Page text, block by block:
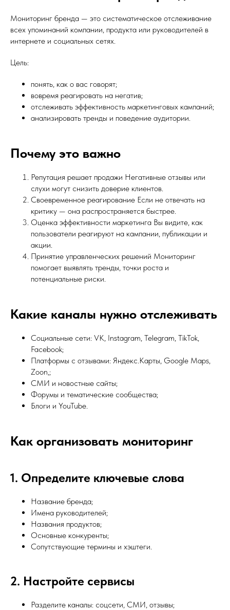
Мониторинг бренда — это систематическое отслеживание
всех упоминаний компании, продукта или руководителей в
интернете и социальных сетях.
Цель:
понять, как о вас говорят;
вовремя реагировать на негатив;
отслеживать эффективность маркетинговых кампаний;
анализировать тренды и поведение аудитории.
Почему это важно
Репутация решает продажи Негативные отзывы или
слухи могут снизить доверие клиентов.
Своевременное реагирование Если не отвечать на
критику — она распространяется быстрее.
Оценка эффективности маркетинга Вы видите, как
пользователи реагируют на кампании, публикации и
акции.
Принятие управленческих решений Мониторинг
помогает выявлять тренды, точки роста и
потенциальные риски.
Какие каналы нужно отслеживать
Социальные сети: VK, Instagram, Telegram, TikTok,
Facebook;
Платформы с отзывами: Яндекс.Карты, Google Maps,
Zoon,;
СМИ и новостные сайты;
Форумы и тематические сообщества;
Блоги и YouTube.
Как организовать мониторинг
1. Определите ключевые слова
Название бренда;
Имена руководителей;
Названия продуктов;
Основные конкуренты;
Сопутствующие термины и хэштеги.
2. Настройте сервисы
Разделите каналы: соцсети, СМИ, отзывы;